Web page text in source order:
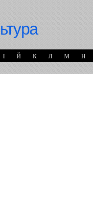
І Й К Л М Н